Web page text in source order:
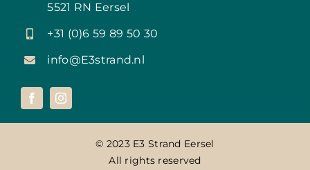
5521 RN Eersel
+31 (0)6 59 89 50 30
info@E3strand.nl
© 2023 E3 Strand Eersel
All rights reserved